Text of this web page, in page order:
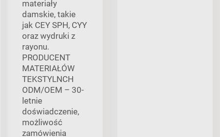
materiały
damskie, takie
jak CEY SPH, CYY
oraz wydruki z
rayonu.
PRODUCENT
MATERIAŁÓW
TEKSTYLNCH
ODM/OEM – 30-
letnie
doświadczenie,
możliwość
zamówienia